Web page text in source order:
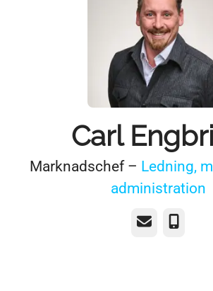
Carl
Marknadschef – Ledning,
administration
E-post Telefon